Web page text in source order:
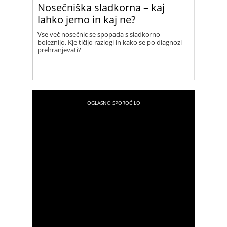
Nosečniška sladkorna – kaj
lahko jemo in kaj ne?
Vse več nosečnic se spopada s sladkorno
boleznijo. Kje tičijo razlogi in kako se po diagnozi
prehranjevati?